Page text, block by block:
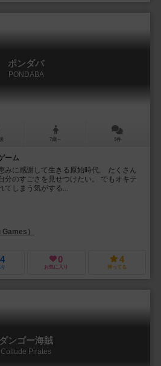
ポンダバ
PONDABA
7歳～ 3件
ーム
みに感謝して生きる原始時代。 たくさん
分のすごさを見せつけたい。 でもオキテ
てしまう気がする...
）
0
お気に入り
4
持ってる
ダンゴー海賊
Collude Pirates